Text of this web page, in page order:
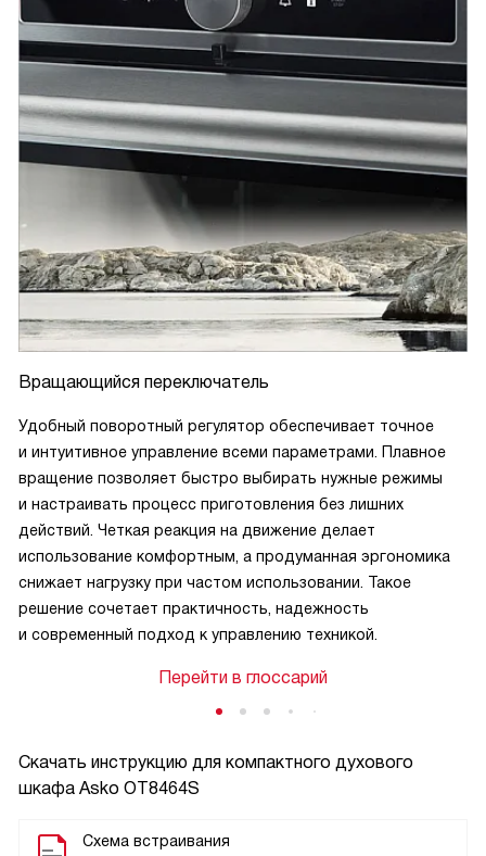
Скачать инструкцию для компактного духового
шкафа Asko OT8464S
Схема встраивания
Вращающийся переключатель
Удобный поворотный регулятор обеспечивает точное
и интуитивное управление всеми параметрами. Плавное
вращение позволяет быстро выбирать нужные режимы
и настраивать процесс приготовления без лишних
действий. Четкая реакция на движение делает
использование комфортным, а продуманная эргономика
снижает нагрузку при частом использовании. Такое
решение сочетает практичность, надежность
и современный подход к управлению техникой.
Перейти в глоссарий